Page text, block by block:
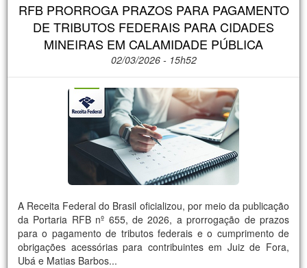
RFB PRORROGA PRAZOS PARA PAGAMENTO
DE TRIBUTOS FEDERAIS PARA CIDADES
MINEIRAS EM CALAMIDADE PÚBLICA
02/03/2026 - 15h52
A Receita Federal do Brasil oficializou, por meio da publicação
da Portaria RFB nº 655, de 2026, a prorrogação de prazos
para o pagamento de tributos federais e o cumprimento de
obrigações acessórias para contribuintes em Juiz de Fora,
Ubá e Matias Barbos...